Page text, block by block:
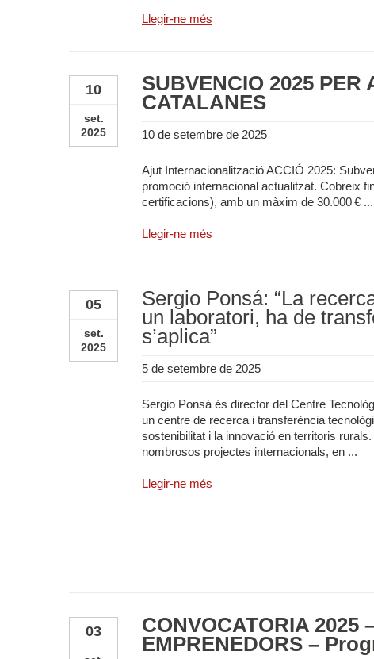
Llegir-ne més
10
set.
2025
SUBVENCIÓ 2025 PER
CATALANES
10 de setembre de 2025
Ajut Internacionalització ACCIÓ 2025:
promoció internacional actualitzat. Cobreix
certificacions), amb un màxim de 30.000 € ...
Llegir-ne més
05
set.
2025
Sergio Ponsá: “La
un laboratori, ha de
s’aplica”
5 de setembre de 2025
Sergio Ponsá és director del Centre
un centre de recerca i transferència
sostenibilitat i la innovació en territoris
nombrosos projectes internacionals, en ...
Llegir-ne més
03
CONVOCATÒRIA 2025
EMPRENEDORS –